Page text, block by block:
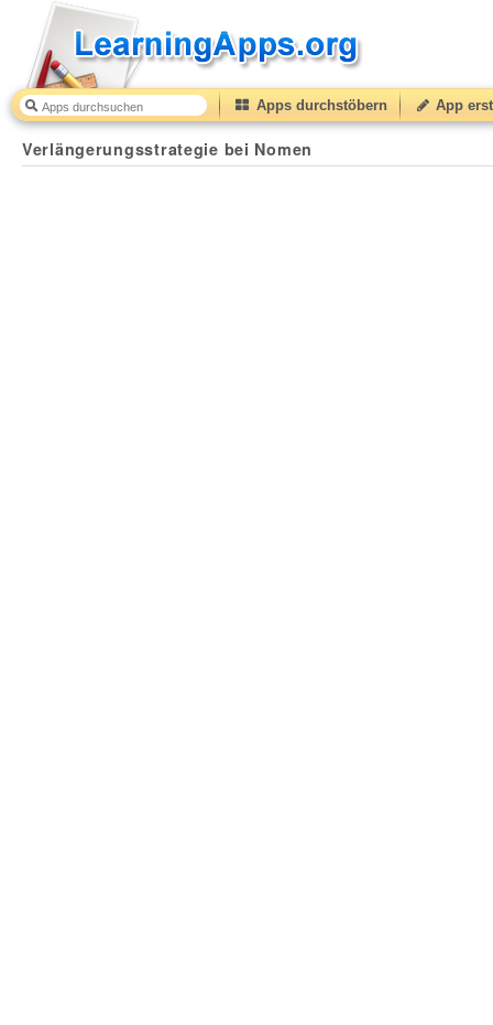
Apps durchstöbern App
Verlängerungsstrategie bei Nomen